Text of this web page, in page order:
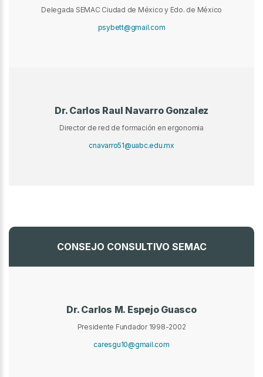
Delegada SEMAC Ciudad de México y Edo. de México
psybett@gmail.com
Dr. Carlos Raul Navarro Gonzalez
Director de red de formación en ergonomia
cnavarro51@uabc.edu.mx
CONSEJO CONSULTIVO SEMAC
Dr. Carlos M. Espejo Guasco
Presidente Fundador 1998-2002
caresgu10@gmail.com